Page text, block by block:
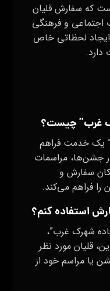
که سفارش قلیان
و فرهنگی
ایجاد لحظاتی خاص
یک خدمت فراهم
در جشن‌ها، مراسمات
سفارش و
را فراهم می‌کند.
شهرک غرب”،
قلیان مورد نظر
یا مراسم خود از